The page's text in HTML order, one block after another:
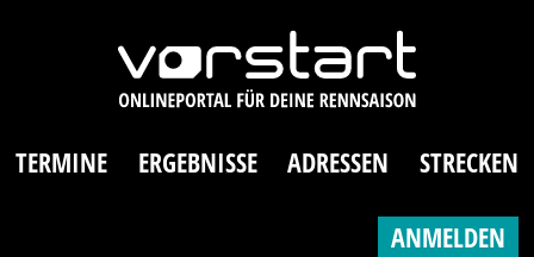
TERMINE ERGEBNISSE ADRESSEN STRECKEN
ANMELDEN